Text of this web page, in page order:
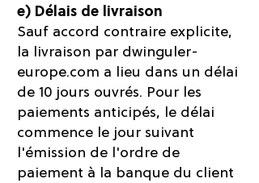
e) Délais de livraison
Sauf accord contraire explicite,
la livraison par dwinguler-
europe.com a lieu dans un délai
de 10 jours ouvrés. Pour les
paiements anticipés, le délai
commence le jour suivant
l'émission de l'ordre de
paiement à la banque du client